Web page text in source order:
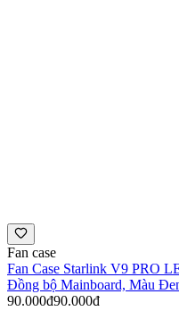
Fan case
Fan Case Starlink V9 PRO
Đồng bộ Mainboard, Màu
90.000đ90.000đ